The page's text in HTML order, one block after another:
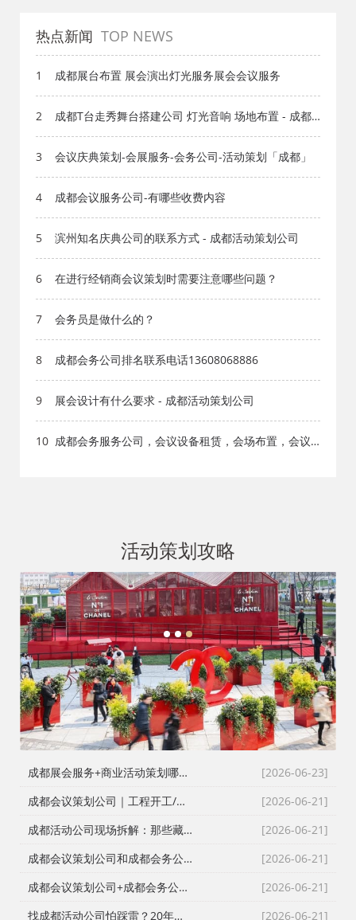
热点新闻 TOP NEWS
1 成都展台布置 展会演出灯光服务展会会议服务
2
成都T台走秀舞台搭建公司 灯光音响 场地布置 - 成都
3
会议庆典策划-会展服务-会务公司-活动策划「成都」
4 成都会议服务公司-有哪些收费内容
5 滨州知名庆典公司的联系方式 - 成都活动策划公司
6 在进行经销商会议策划时需要注意哪些问题？
7 会务员是做什么的？
8 成都会务公司排名联系电话13608068886
9 展会设计有什么要求 - 成都活动策划公司
10 成都会务服务公司，会议设备租赁，会场布置，会议
活动策划攻略
1 2 3
[2026-06-23]
成都展会服务+商业活动策划哪家好？成都活动公司舞台布置演出一体化服务商
[2026-06-21]
成都会议策划公司｜工程开工/奠基/封顶/竣工仪式全案执行，成都会务接待公司搞定政企工程类高严谨度庆典活动
[2026-06-21]
成都活动公司现场拆解：那些藏在桁架与鲜花背后的“执行暗线”
[2026-06-21]
成都会议策划公司和成都会务公司到底差在哪？成都活动公司老策划师的真话
[2026-06-21]
成都会议策划公司+成都会务公司+成都会务服务公司：成都活动公司老策划师不愿公开的执行细节
[2026-06-21]
找成都活动公司怕踩雷？20年资深操盘手拆解宝宝宴与寿宴布置的隐形门槛